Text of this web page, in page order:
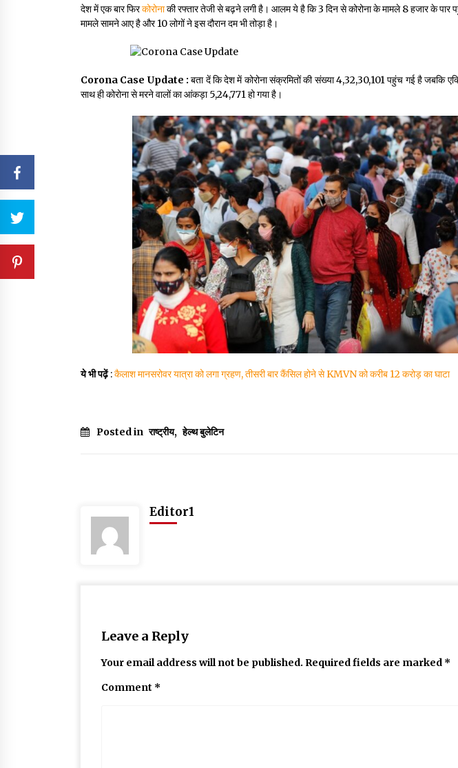
देश में एक बार फिरकोरोनाकी रफ्तार तेजी से बढ़ने लगी है। आलम ये है कि 3 दिन से कोरोना के मामले 8 हजार के
मामले सामने आए है और 10 लोगों ने इस दौरान दम भी तोड़ा है।
Corona Case Update :बता दें कि देश में कोरोना संक्रमितों की संख्या 4,32,30,101 पहुंच गई है जबकि
साथ ही कोरोना से मरने वालों का आंकड़ा 5,24,771 हो गया है।
ये भी पढ़ें:कैलाश मानसरोवर यात्रा को लगा ग्रहण, तीसरी बार कैंसिल होने से KMVN को करीब 12 करोड़ का घाटा
Posted in राष्ट्रीय, हेल्थ बुलेटिन
Editor1
Leave a Reply
Your email address will not be published. Required fields are marked *
Comment *